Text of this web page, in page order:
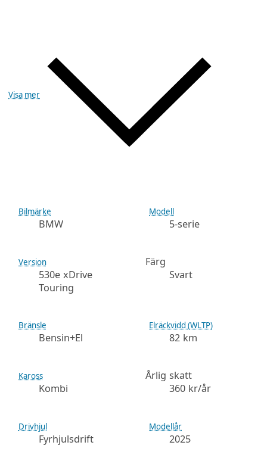
Visa mer
Bilmärke
BMW
Modell
5-serie
Version
530e xDrive
Touring
Färg
Svart
Bränsle
Bensin+El
Elräckvidd (WLTP)
82 km
Kaross
Kombi
Årlig skatt
360 kr/år
Drivhjul
Fyrhjulsdrift
Modellår
2025